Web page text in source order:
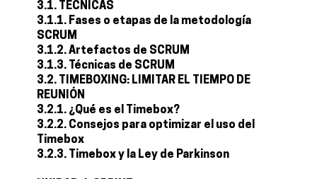
3.1. TÉCNICAS
3.1.1. Fases o etapas de la metodología
SCRUM
3.1.2. Artefactos de SCRUM
3.1.3. Técnicas de SCRUM
3.2. TIMEBOXING: LIMITAR EL TIEMPO DE
REUNIÓN
3.2.1. ¿Qué es el Timebox?
3.2.2. Consejos para optimizar el uso del
Timebox
3.2.3. Timebox y la Ley de Parkinson